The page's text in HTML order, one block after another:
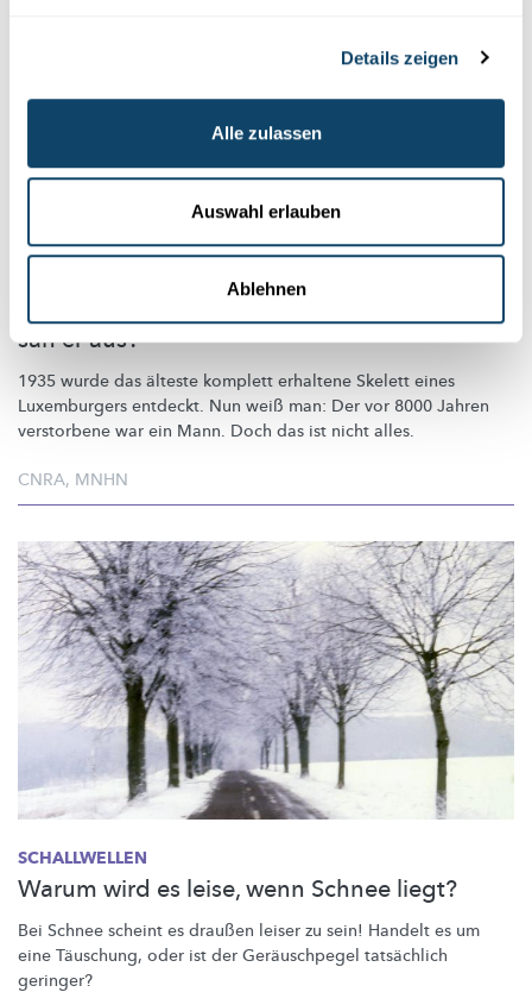
Details zeigen
Alle zulassen
Auswahl erlauben
Ablehnen
sah er aus?
1935 wurde das älteste komplett erhaltene Skelett eines
Luxemburgers entdeckt. Nun weiß man: Der vor 8000 Jahren
verstorbene war ein Mann. Doch das ist nicht alles.
CNRA, MNHN
SCHALLWELLEN
Warum wird es leise, wenn Schnee liegt?
Bei Schnee scheint es draußen leiser zu sein! Handelt es um
eine Täuschung, oder ist der Geräuschpegel tatsächlich
geringer?